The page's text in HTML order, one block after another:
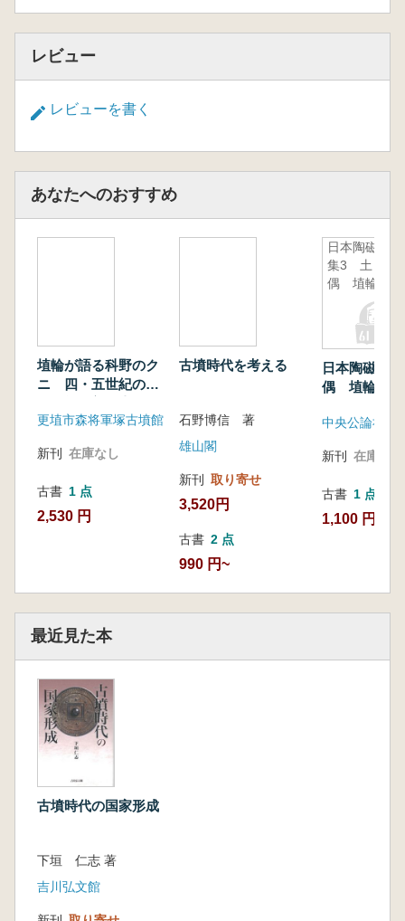
第6章 器物保有と国家形成
目的
理論的射程
「政権交替」論と鏡の保有
第7章 国家形成と時空観
ねらいと方法
政権交替論の展望と課題
レビュー
レビューを書く
あなたへのおすすめ
埴輪が語る科野のク
ニ 四・五世紀の埴
埴輪の系譜
更埴市森将軍塚古墳館
新刊 在庫なし
古書 1 点
2,530 円
古墳時代を考える
石野博信 著
雄山閣
新刊 取り寄せ
3,520円
古書 2 点
990 円~
日本陶磁全
集3 土
偶 埴輪
日本陶磁全
偶 埴輪
中央公論社
新刊 在庫なし
古書 1 点
1,100 円
最近見た本
古墳時代の国家形成
下垣 仁志 著
吉川弘文館